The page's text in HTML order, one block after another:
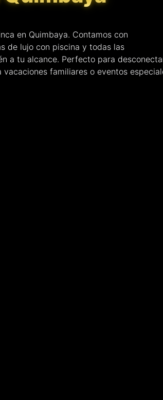
en Quimbaya. Contamos con
de lujo con piscina y todas las
a tu alcance. Perfecto para
familiares o eventos